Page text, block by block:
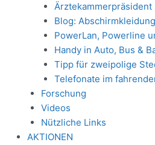
Ärztekammerpräsident
Blog:
PowerLan, Powerline
Handy in Auto, Bus &
Tipp für zweipolige
Telefonate im
Forschung
Videos
Nützliche Links
AKTIONEN